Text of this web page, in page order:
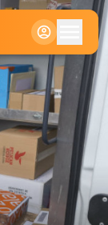
Klein
Standaard
Groot